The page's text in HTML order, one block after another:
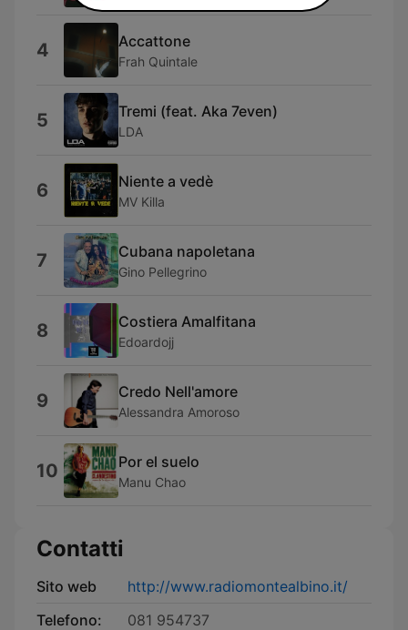
4 Accattone
Frah Quintale
5 Tremi (feat. Aka 7even)
LDA
6 Niente a vedè
MV Killa
7 Cubana napoletana
Gino Pellegrino
8 Costiera Amalfitana
Edoardojj
9 Credo Nell'amore
Alessandra Amoroso
10 Por el suelo
Manu Chao
Contatti
Sito web
http://www.radiomontealbino.it/
Telefono:
081 954737